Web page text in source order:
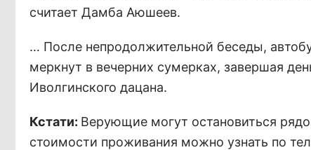
считает Дамба Аюшеев.
… После непродолжительной беседы,
меркнут в вечерних сумерках, завершая
Иволгинского дацана.
Кстати: Верующие могут остановиться
стоимости проживания можно узнать по